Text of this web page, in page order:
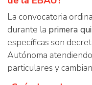
La convocatoria
durante la primera
específicas son
Autónoma
particulares y